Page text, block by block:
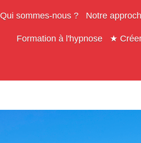
Qui sommes-nous ? Notre
Formation à l'hypnose ★